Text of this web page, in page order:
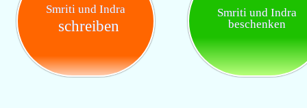
Smriti und Indra
schreiben
Smriti und Indra
beschenken